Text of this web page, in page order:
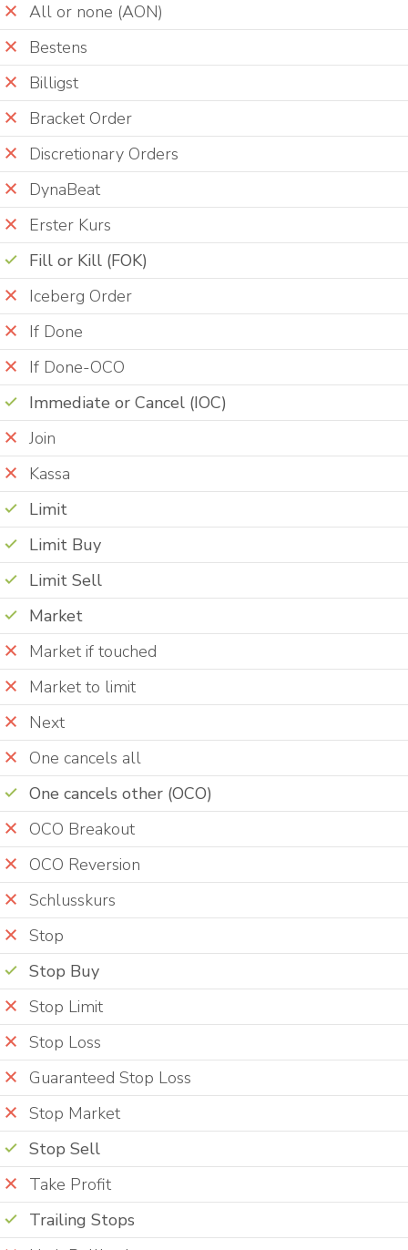
All or none (AON)
Bestens
Billigst
Bracket Order
Discretionary Orders
DynaBeat
Erster Kurs
Fill or Kill (FOK)
Iceberg Order
If Done
If Done-OCO
Immediate or Cancel (IOC)
Join
Kassa
Limit
Limit Buy
Limit Sell
Market
Market if touched
Market to limit
Next
One cancels all
One cancels other (OCO)
OCO Breakout
OCO Reversion
Schlusskurs
Stop
Stop Buy
Stop Limit
Stop Loss
Guaranteed Stop Loss
Stop Market
Stop Sell
Take Profit
Trailing Stops